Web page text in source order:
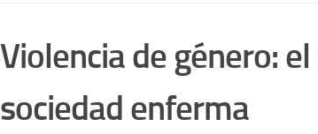
Violencia de género:
sociedad enferma